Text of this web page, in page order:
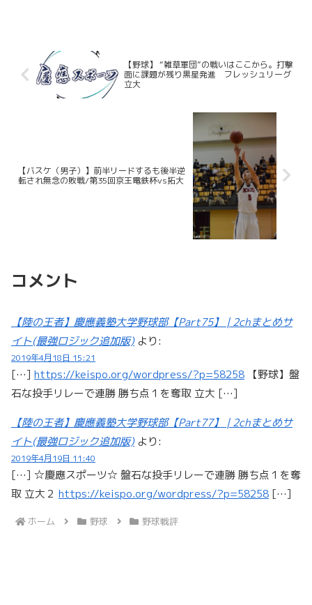
【野球】 “雑草軍団”の戦いはここから。打撃
面に課題が残り黒星発進 フレッシュリーグ
立大
【バスケ（男子）】前半リードするも後半逆
転され無念の敗戦/第35回京王電鉄杯vs拓大
コメント
【陸の王者】慶應義塾大学野球部【Part75】 | 2chまとめサ
イト(最強ロジック追加版) より:
2019年4月18日 15:21
[…] https://keispo.org/wordpress/?p=58258 【野球】盤
石な投手リレーで連勝 勝ち点１を奪取 立大 […]
【陸の王者】慶應義塾大学野球部【Part77】 | 2chまとめサ
イト(最強ロジック追加版) より:
2019年4月19日 11:40
[…] ☆慶應スポーツ☆ 盤石な投手リレーで連勝 勝ち点１を奪
取 立大２ https://keispo.org/wordpress/?p=58258 […]
ホーム 野球 野球戦評